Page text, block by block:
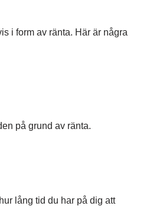
i form av ränta. Här är några
på grund av ränta.
lång tid du har på dig att